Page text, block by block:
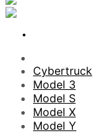
Cybertruck
Model 3
Model S
Model X
Model Y